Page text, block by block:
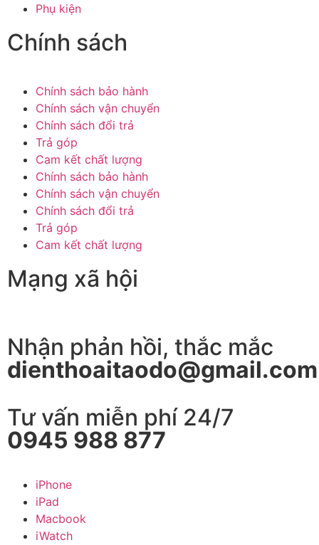
Phụ kiện
Chính sách
Chính sách bảo hành
Chính sách vận chuyển
Chính sách đổi trả
Trả góp
Cam kết chất lượng
Chính sách bảo hành
Chính sách vận chuyển
Chính sách đổi trả
Trả góp
Cam kết chất lượng
Mạng xã hội
Nhận phản hồi, thắc mắc
dienthoaitaodo@gmail.com
Tư vấn miễn phí 24/7
0945 988 877
iPhone
iPad
Macbook
iWatch